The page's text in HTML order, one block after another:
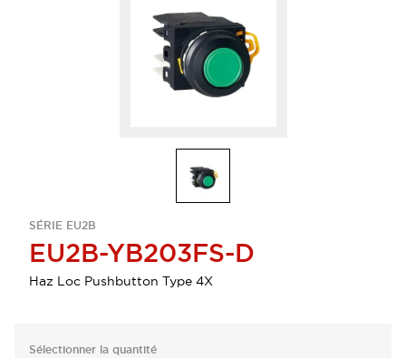
SÉRIE EU2B
EU2B-YB203FS-D
Haz Loc Pushbutton Type 4X
Sélectionner la quantité